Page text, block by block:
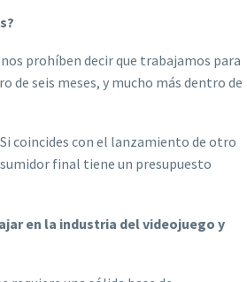
prohíben decir que trabajamos para
de seis meses, y mucho más dentro de
coincides con el lanzamiento de otro
final tiene un presupuesto
en la industria del videojuego y